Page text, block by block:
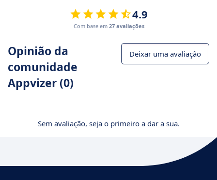
4.9
Com base em 27 avaliações
Opinião da
comunidade
Appvizer (0)
Deixar uma avaliação
Sem avaliação, seja o primeiro a dar a sua.